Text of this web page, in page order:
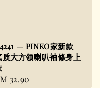
— PINKO家新款
质大方领喇叭袖修身上
32.90